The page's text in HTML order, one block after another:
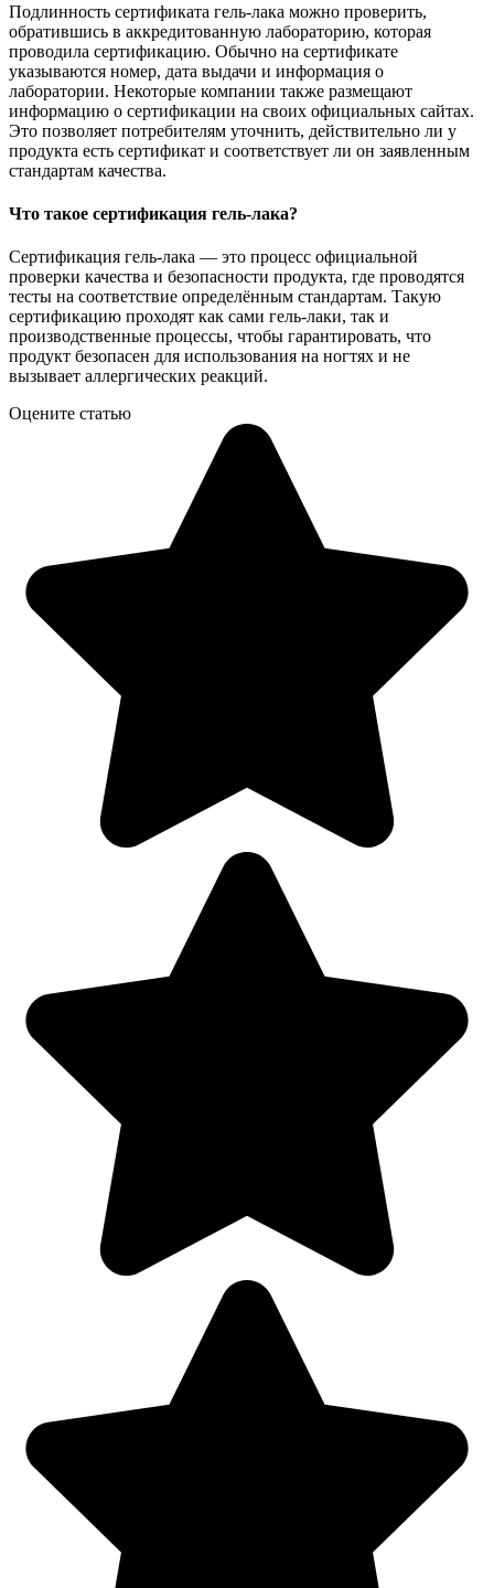
Подлинность сертификата гель-лака можно проверить,
обратившись в аккредитованную лабораторию, которая
проводила сертификацию. Обычно на сертификате
указываются номер, дата выдачи и информация о
лаборатории. Некоторые компании также размещают
информацию о сертификации на своих официальных сайтах.
Это позволяет потребителям уточнить, действительно ли у
продукта есть сертификат и соответствует ли он заявленным
стандартам качества.
Что такое сертификация гель-лака?
Сертификация гель-лака — это процесс официальной
проверки качества и безопасности продукта, где проводятся
тесты на соответствие определённым стандартам. Такую
сертификацию проходят как сами гель-лаки, так и
производственные процессы, чтобы гарантировать, что
продукт безопасен для использования на ногтях и не
вызывает аллергических реакций.
Оцените статью